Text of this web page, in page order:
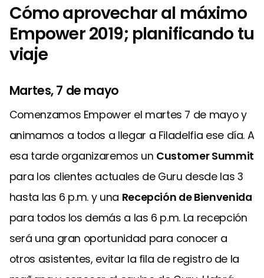
Cómo aprovechar al máximo
Empower 2019; planificando tu
viaje
Martes, 7 de mayo
Comenzamos Empower el martes 7 de mayo y
animamos a todos a llegar a Filadelfia ese día. A
esa tarde organizaremos un Customer Summit
para los clientes actuales de Guru desde las 3
hasta las 6 p.m. y una Recepción de Bienvenida
para todos los demás a las 6 p.m. La recepción
será una gran oportunidad para conocer a
otros asistentes, evitar la fila de registro de la